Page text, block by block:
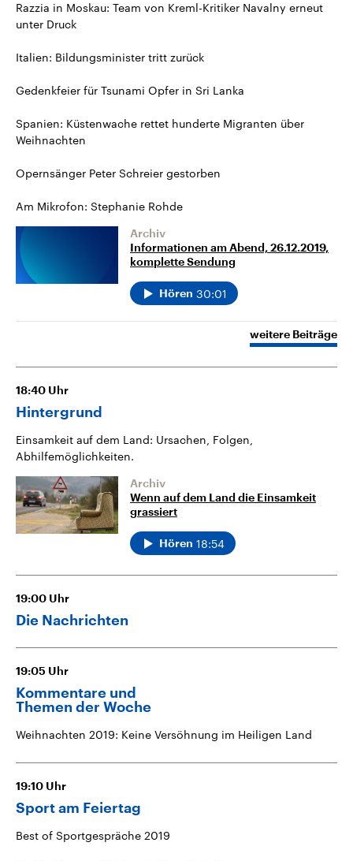
Razzia in Moskau: Team von Kreml-Kritiker Navalny erneut
unter Druck
Italien: Bildungsminister tritt zurück
Gedenkfeier für Tsunami Opfer in Sri Lanka
Spanien: Küstenwache rettet hunderte Migranten über
Weihnachten
Opernsänger Peter Schreier gestorben
Am Mikrofon: Stephanie Rohde
Archiv
Informationen am Abend, 26.12.2019,
komplette Sendung
Hören 30:01
weitere Beiträge
18:40 Uhr
Hintergrund
Einsamkeit auf dem Land: Ursachen, Folgen,
Abhilfemöglichkeiten.
Archiv
Wenn auf dem Land die Einsamkeit
grassiert
Hören 18:54
19:00 Uhr
Die Nachrichten
19:05 Uhr
Kommentare und
Themen der Woche
Weihnachten 2019: Keine Versöhnung im Heiligen Land
19:10 Uhr
Sport am Feiertag
Best of Sportgespräche 2019